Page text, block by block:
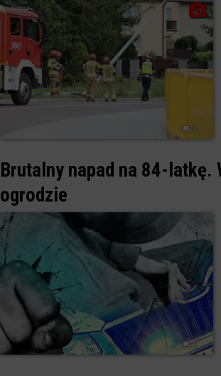
2
Brutalny napad na 84-latkę.
ogrodzie
2